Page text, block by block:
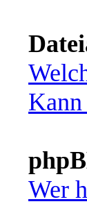
Wer